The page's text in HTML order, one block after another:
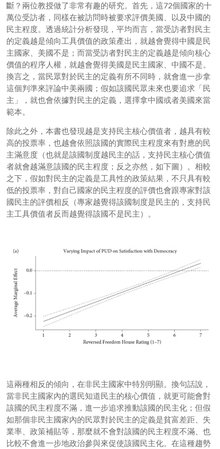
斷？兩位教授做了非常有趣的研究。首先，這72個國家的十
萬位受訪者，同樣在被訪問時被要求評價美國、以及中國的
民主程度。透過統計分析發現，平均而言，當受訪者對民主
的定義越是傾向工具價值的政策產出，就越會覺得中國是民
主國家、美國不是；而當受訪者對民主的定義越是傾向核心
價值的程序人權，就越會覺得美國是民主國家、中國不是。
換言之，當民眾對於民主的定義有所不同時，就會進一步拿
這個判準來評論中美兩國；假如該國民眾未來也要追求「民
主」，就也會依據對民主的定義，選擇拿中國或者美國來當
範本。
除此之外，本書也發現越是支持民主核心價值者，越具有較
高的投票率，也越會依照該國的實際民主程度來有對應的民
主滿意度（也就是該國制度越民主的話，支持民主核心價值
者就會越滿意該國的民主程度；反之亦然，如下圖）。相較
之下，假如對民主的定義是工具性的政策結果，不只具有較
低的投票率，對自己國家的民主程度的評價也會跟專家對該
國民主的評價相反（專家越覺得該國制度是民主的，支持民
主工具價值者反而越覺得該國不是民主）。
這兩種相反的傾向，在非民主國家中特別明顯。換句話說，
當非民主國家內的選民知道民主的核心價值，就更可能會對
該國的民主程度不滿，進一步追求推動該國的民主化；但假
如那個非民主國家內的民眾對於民主的定義是貧富差距、失
業率、政策補貼等，那麼就不會對該國的民主程度不滿、也
比較不會進一步地政治參與來促使該國民主化。在這種趨勢